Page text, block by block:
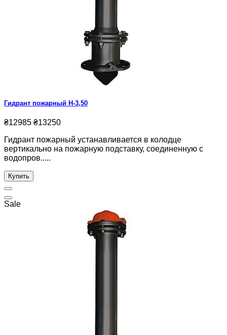
Гидрант пожарный Н-3,50
₴12985 ₴13250
Гидрант пожарный устанавливается в колодце
вертикально на пожарную подставку, соединенную с
водопров.....
Купить
Sale